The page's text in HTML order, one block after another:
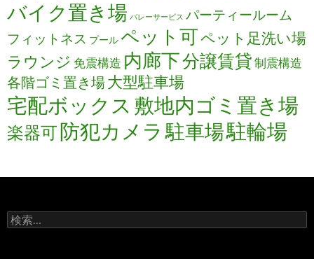
バイク置き場 バレーサービス パーティールーム
フィットネス プールペット可ペット足洗い場
ラウンジ 免震構造 内廊下分譲賃貸制震構造
各階ゴミ置き場大型駐車場
宅配ボックス 敷地内ゴミ置き場
楽器可防犯カメラ 駐車場駐輪場
検
索: